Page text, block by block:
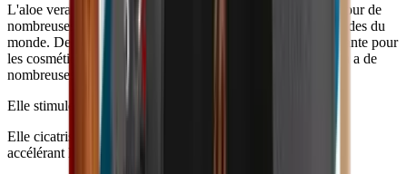
L'aloe vera est une plante utilisée depuis l'Antiquité et ce, pour de
nombreuses médecines traditionnelles dans les régions chaudes du
monde. De nos jours, nous utilisons principalement cette plante pour
les cosmétiques et les boissons. En cosmétologie, l'aloe vera a de
nombreuses propriétés:
Elle stimule la production de collagène.
Elle cicatrise en diminuant le processus inflammatoire et en
accélérant la cicatrisation.